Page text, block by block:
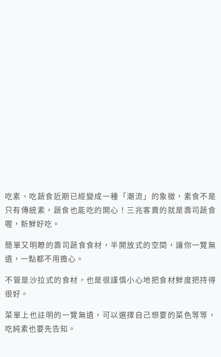
吃素、吃蔬食近期已經變成一種「潮流」的象徵，素食不是
只有傳統素，蔬食也能吃的開心！三兆客賣的就是壽司蔬食
喔，新鮮好吃。
簡單又明瞭的壽司蔬食食材，半開放式的空間，讓你一覽無
遺，一點都不用擔心。
不管是沙拉式的食材，也是很謹慎小心地把食材鮮度把持得
很好。
菜單上也註明的一覽無遺，可以選擇自己想要的菜色等等，
吃純素也要先告知。